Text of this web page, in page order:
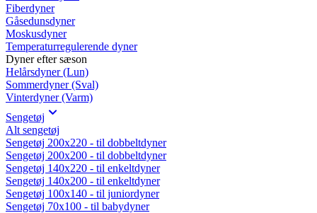
Fiberdyner
Gåsedunsdyner
Moskusdyner
Temperaturregulerende dyner
Dyner efter sæson
Helårsdyner (Lun)
Sommerdyner (Sval)
Vinterdyner (Varm)
Sengetøj
Alt sengetøj
Sengetøj 200x220 - til dobbeltdyner
Sengetøj 200x200 - til dobbeltdyner
Sengetøj 140x220 - til enkeltdyner
Sengetøj 140x200 - til enkeltdyner
Sengetøj 100x140 - til juniordyner
Sengetøj 70x100 - til babydyner